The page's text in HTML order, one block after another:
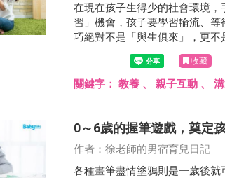
在現在孩子生得少的社會環境
習」機會，孩子要學習輪流、
巧絕對不是「與生俱來」，更不
收藏
關鍵字： 教養 、 親子互動 、
0～6歲的握筆遊戲，奠定
作者：徐老師的男宿育兒日記
各種畫筆盡情塗鴉則是一歲後